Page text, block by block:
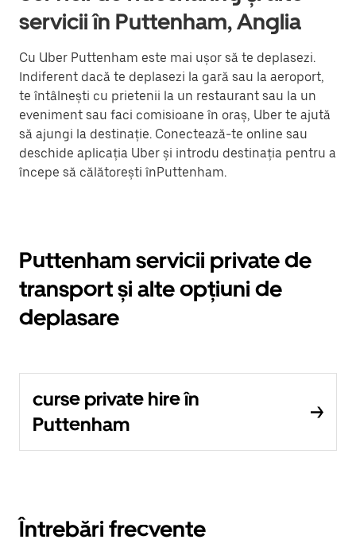
servicii în Puttenham, Anglia
Cu Uber Puttenham este mai ușor să te deplasezi.
Indiferent dacă te deplasezi la gară sau la aeroport,
te întâlnești cu prietenii la un restaurant sau la un
eveniment sau faci comisioane în oraș, Uber te ajută
să ajungi la destinație. Conectează-te online sau
deschide aplicația Uber și introdu destinația pentru a
începe să călătorești înPuttenham.
Puttenham servicii private de
transport și alte opțiuni de
deplasare
curse private hire în
Puttenham
Întrebări frecvente